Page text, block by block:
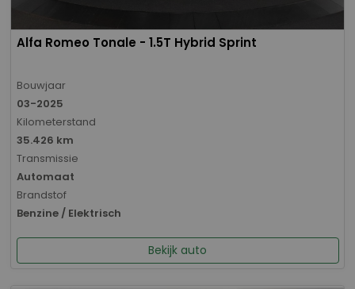
Alfa Romeo Tonale - 1.5T Hybrid Sprint
Bouwjaar
03-2025
Kilometerstand
35.426 km
Transmissie
Automaat
Brandstof
Benzine / Elektrisch
Bekijk auto